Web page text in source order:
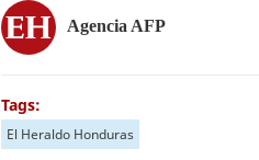
Agencia AFP
Tags:
El Heraldo Honduras